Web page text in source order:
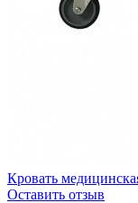
Кровать
Оставить отзыв